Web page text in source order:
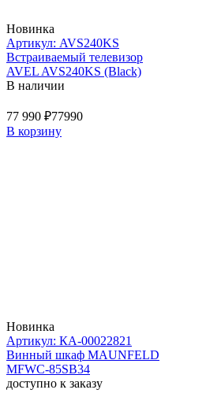
Новинка
Артикул: AVS240KS
Встраиваемый телевизор
AVEL AVS240KS (Black)
В наличии
77 990 ₽77990
В корзину
Новинка
Артикул: КА-00022821
Винный шкаф MAUNFELD
MFWC-85SB34
доступно к заказу